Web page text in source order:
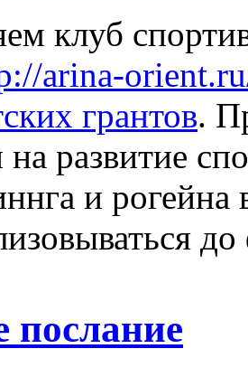
клуб
arina-
грантов.
на развитие
и
послание